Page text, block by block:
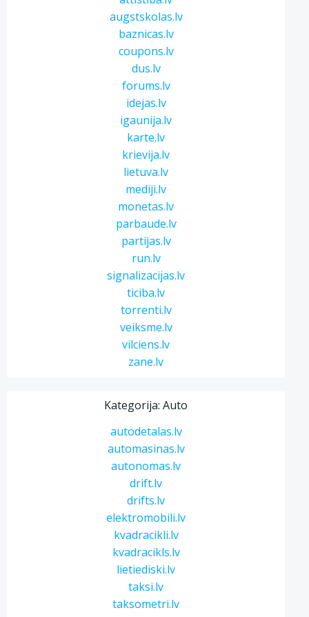
augstskolas.lv
baznicas.lv
coupons.lv
dus.lv
forums.lv
idejas.lv
igaunija.lv
karte.lv
krievija.lv
lietuva.lv
mediji.lv
monetas.lv
parbaude.lv
partijas.lv
run.lv
signalizacijas.lv
ticiba.lv
torrenti.lv
veiksme.lv
vilciens.lv
zane.lv
Kategorija: Auto
autodetalas.lv
automasinas.lv
autonomas.lv
drift.lv
drifts.lv
elektromobili.lv
kvadracikli.lv
kvadracikls.lv
lietiediski.lv
taksi.lv
taksometri.lv